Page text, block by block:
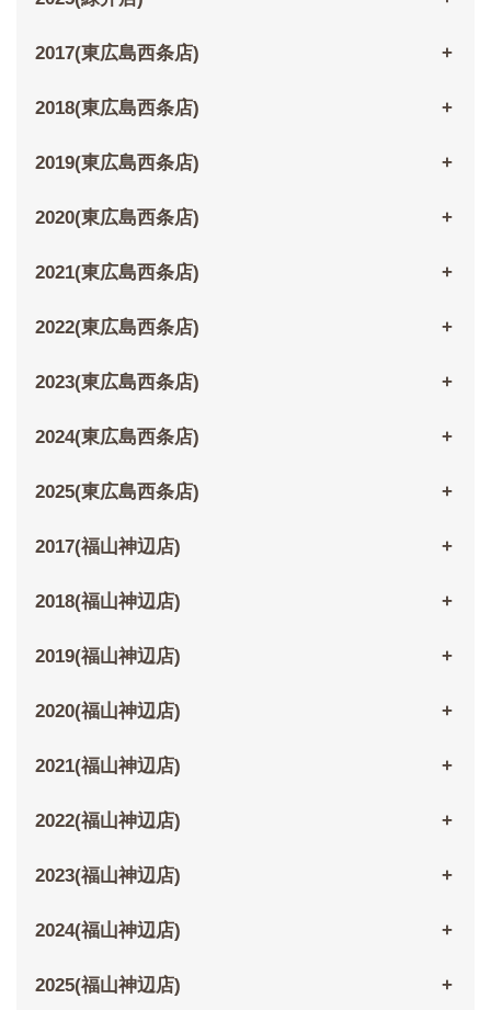
2017(東広島西条店)
2018(東広島西条店)
2019(東広島西条店)
2020(東広島西条店)
2021(東広島西条店)
2022(東広島西条店)
2023(東広島西条店)
2024(東広島西条店)
2025(東広島西条店)
2017(福山神辺店)
2018(福山神辺店)
2019(福山神辺店)
2020(福山神辺店)
2021(福山神辺店)
2022(福山神辺店)
2023(福山神辺店)
2024(福山神辺店)
2025(福山神辺店)